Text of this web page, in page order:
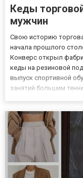
Кеды
мужчин
Свою историю
начала прошлого
Конверс открыл
кеды на резиновой
выпуск спортивной
занятий большим